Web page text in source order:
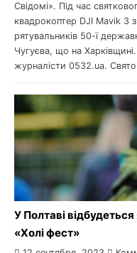
Свідомі». Під час
квадрокоптер DJI Mavik 3
рятувальників 50-ї
Чугуєва, що на
журналісти 0532.ua.
У Полтаві
«Холі фест»